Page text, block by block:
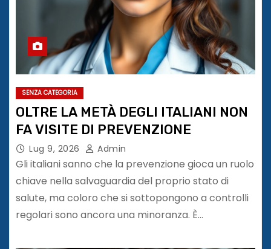
SENZA CATEGORIA
OLTRE LA METÀ DEGLI ITALIANI NON
FA VISITE DI PREVENZIONE
Lug 9, 2026 Admin
Gli italiani sanno che la prevenzione gioca un ruolo
chiave nella salvaguardia del proprio stato di
salute, ma coloro che si sottopongono a controlli
regolari sono ancora una minoranza. È…